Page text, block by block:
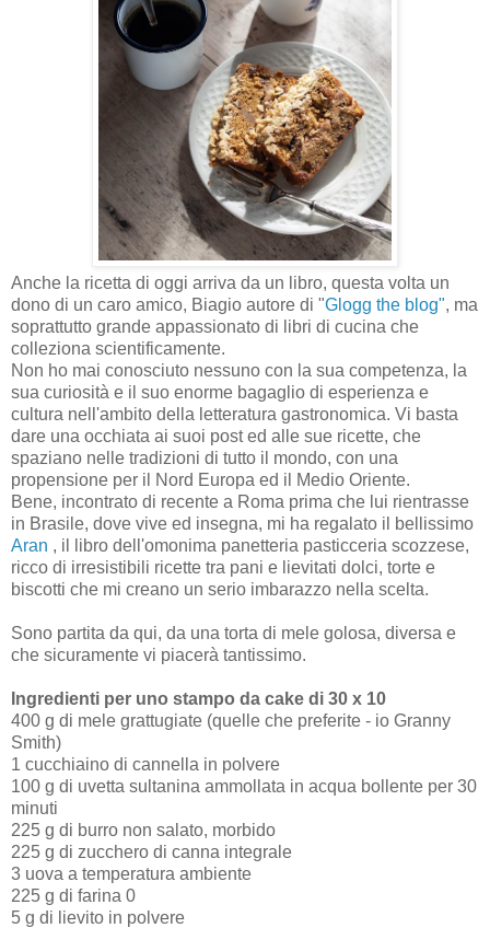
Anche la ricetta di oggi arriva da un libro, questa volta un
dono di un caro amico, Biagio autore di "Glogg the blog", ma
soprattutto grande appassionato di libri di cucina che
colleziona scientificamente.
Non ho mai conosciuto nessuno con la sua competenza, la
sua curiosità e il suo enorme bagaglio di esperienza e
cultura nell'ambito della letteratura gastronomica. Vi basta
dare una occhiata ai suoi post ed alle sue ricette, che
spaziano nelle tradizioni di tutto il mondo, con una
propensione per il Nord Europa ed il Medio Oriente.
Bene, incontrato di recente a Roma prima che lui rientrasse
in Brasile, dove vive ed insegna, mi ha regalato il bellissimo
Aran , il libro dell'omonima panetteria pasticceria scozzese,
ricco di irresistibili ricette tra pani e lievitati dolci, torte e
biscotti che mi creano un serio imbarazzo nella scelta.
Sono partita da qui, da una torta di mele golosa, diversa e
che sicuramente vi piacerà tantissimo.
Ingredienti per uno stampo da cake di 30 x 10
400 g di mele grattugiate (quelle che preferite - io Granny
Smith)
1 cucchiaino di cannella in polvere
100 g di uvetta sultanina ammollata in acqua bollente per 30
minuti
225 g di burro non salato, morbido
225 g di zucchero di canna integrale
3 uova a temperatura ambiente
225 g di farina 0
5 g di lievito in polvere